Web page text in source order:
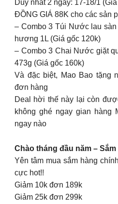
Duy nhất 2 ngày: 17-18/1
ĐỒNG GIÁ 88K cho các sản
– Combo 3 Túi Nước lau
hương 1L (Giá gốc 120k)
– Combo 3 Chai Nước giặt
473g (Giá gốc 160k)
Và đặc biệt, Mao Bao tặng
đơn hàng
Deal hời thế này lại còn
không ghé ngay gian hàng
ngay nào
Chào tháng đầu năm –
Yên tâm mua sắm hàng
cực hot!!
Giảm 10k đơn 189k
Giảm 25k đơn 299k